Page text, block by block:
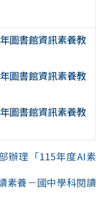
圖書館資訊素養教
圖書館資訊素養教
圖書館資訊素養教
辦理「115年度AI素
素養－國中學科閱讀